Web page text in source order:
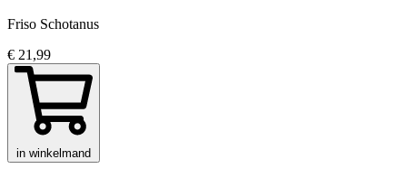
Friso Schotanus
€ 21,99
in winkelmand